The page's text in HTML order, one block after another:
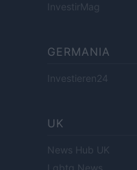
InvestirMag
GERMANIA
Investieren24
UK
News Hub UK